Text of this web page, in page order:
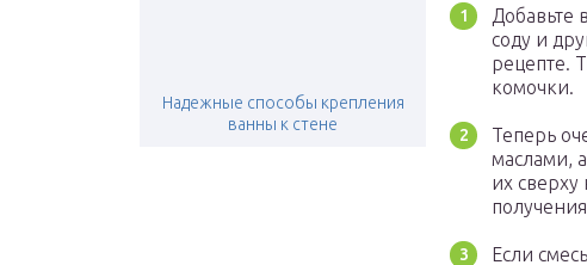
Надежные способы крепления
ванны к стене
Добавьте
соду и
рецепте.
комочки.
Теперь
маслами,
их
Если